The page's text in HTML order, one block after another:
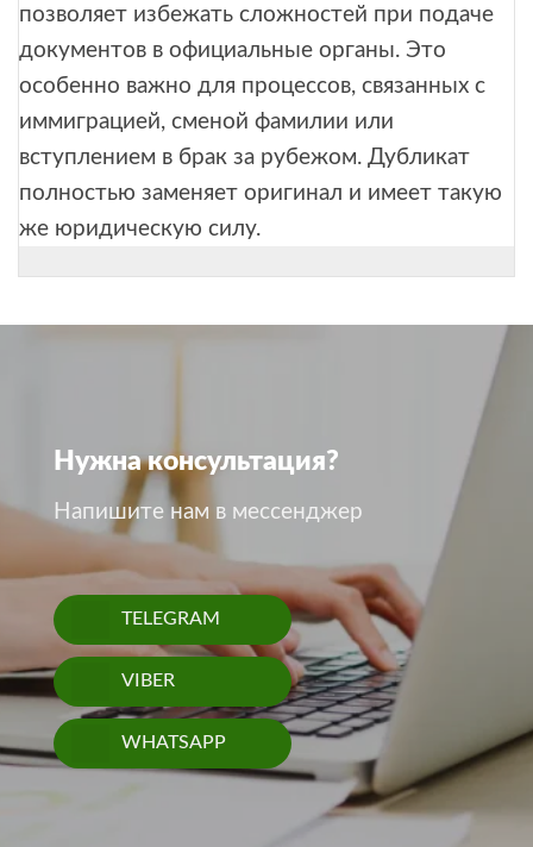
позволяет избежать сложностей при подаче
документов в официальные органы. Это
особенно важно для процессов, связанных с
иммиграцией, сменой фамилии или
вступлением в брак за рубежом. Дубликат
полностью заменяет оригинал и имеет такую
же юридическую силу.
Нужна консультация?
Напишите нам в мессенджер
TELEGRAM
VIBER
WHATSAPP